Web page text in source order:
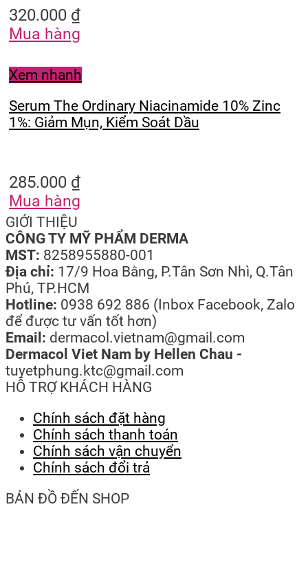
320.000 ₫
Mua hàng
Xem nhanh
Serum The Ordinary Niacinamide 10% Zinc
1%: Giảm Mụn, Kiểm Soát Dầu
285.000 ₫
Mua hàng
GIỚI THIỆU
CÔNG TY MỸ PHẨM DERMA
MST: 8258955880-001
Địa chỉ: 17/9 Hoa Bằng, P.Tân Sơn Nhì, Q.Tân
Phú, TP.HCM
Hotline: 0938 692 886 (Inbox Facebook, Zalo
để được tư vấn tốt hơn)
Email: dermacol.vietnam@gmail.com
Dermacol Viet Nam by Hellen Chau -
tuyetphung.ktc@gmail.com
HỖ TRỢ KHÁCH HÀNG
Chính sách đặt hàng
Chính sách thanh toán
Chính sách vận chuyển
Chính sách đổi trả
BẢN ĐỒ ĐẾN SHOP